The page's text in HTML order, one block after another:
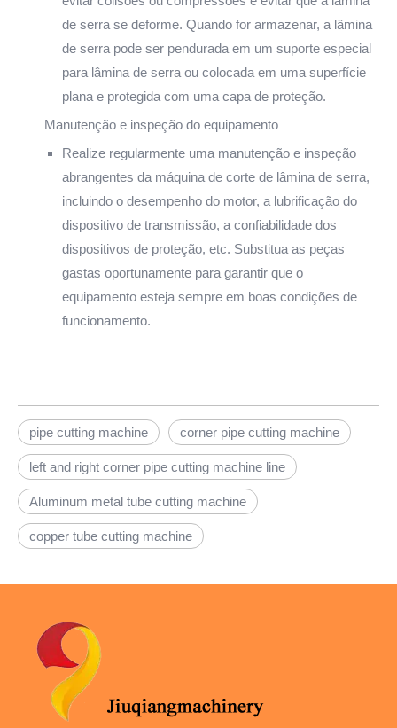
de serra se deforme. Quando for armazenar, a lâmina
de serra pode ser pendurada em um suporte especial
para lâmina de serra ou colocada em uma superfície
plana e protegida com uma capa de proteção.
Manutenção e inspeção do equipamento
Realize regularmente uma manutenção e inspeção
abrangentes da máquina de corte de lâmina de serra,
incluindo o desempenho do motor, a lubrificação do
dispositivo de transmissão, a confiabilidade dos
dispositivos de proteção, etc. Substitua as peças
gastas oportunamente para garantir que o
equipamento esteja sempre em boas condições de
funcionamento.
pipe cutting machine corner pipe cutting machine
left and right corner pipe cutting machine line
Aluminum metal tube cutting machine
copper tube cutting machine